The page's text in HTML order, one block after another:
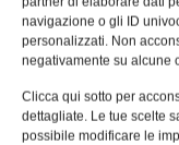
navigazione o gli ID
personalizzati. Non
negativamente su alcune
Clicca qui sotto per
dettagliate. Le tue scelte
possibile modificare le
ispirate alla Dolce
Redazione 11/09/